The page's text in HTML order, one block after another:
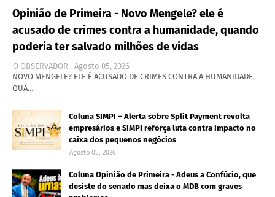
Opinião de Primeira - Novo Mengele? ele é
acusado de crimes contra a humanidade, quando
poderia ter salvado milhões de vidas
O OBSERVADOR
Agosto 05, 2026
NOVO MENGELE? ELE É ACUSADO DE CRIMES CONTRA A HUMANIDADE,
QUA…
Coluna SIMPI – Alerta sobre Split Payment revolta
empresários e SIMPI reforça luta contra impacto no
caixa dos pequenos negócios
Agosto 05, 2026
Coluna Opinião de Primeira - Adeus a Confúcio, que
desiste do senado mas deixa o MDB com graves